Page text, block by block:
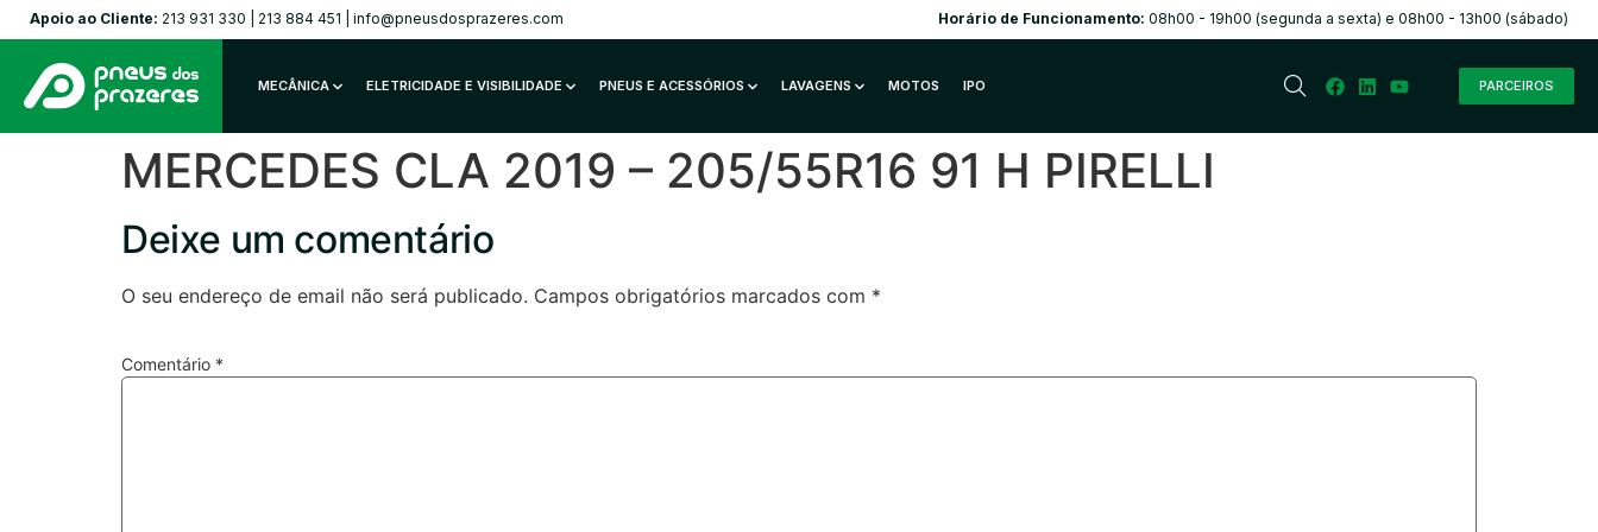
Apoio ao Cliente: 213 931 330 213 884 451 info@pneusdosprazeres.com Horário de Funcionamento: 08h00 - 19h00 (segunda a sexta) e 08h00 - 13h00 (sábado)
MECÂNICA ELETRICIDADE E VISIBILIDADE PNEUS E ACESSÓRIOS LAVAGENS MOTOS IPO PARCEIROS
MERCEDES CLA 2019 – 205/55R16 91 H PIRELLI
Deixe um comentário
O seu endereço de email não será publicado. Campos obrigatórios marcados com *
Comentário *